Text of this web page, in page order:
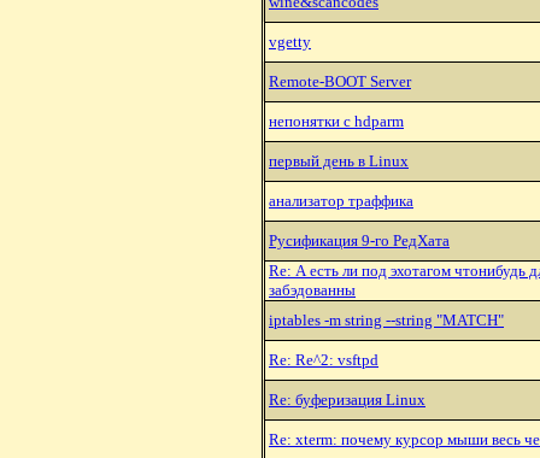
vgetty
Remote-BOOT Server
непонятки с hdparm
первый день в Linux
анализатоp тpаффика
Рyсификация 9-го РедХата
Re: А есть ли под эхотагом чтонибудь
забэдованны
iptables -m string --string "MATCH"
Re: Re^2: vsftpd
Re: буферизация Linux
Re: xterm: почему курсор мыши весь